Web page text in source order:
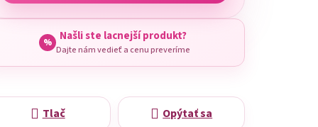
% Našli ste lacnejší produkt?
Dajte nám vedieť a cenu preveríme
Tlač Opýtať sa